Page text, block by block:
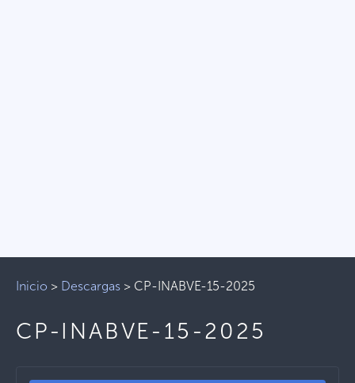
Inicio > Descargas > CP-INABVE-15-2025
CP-INABVE-15-2025